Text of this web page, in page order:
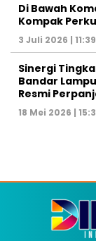
Di Bawah
Kompak
3 Juli 2026 |
Sinergi
Bandar
Resmi
18 Mei 2026 |